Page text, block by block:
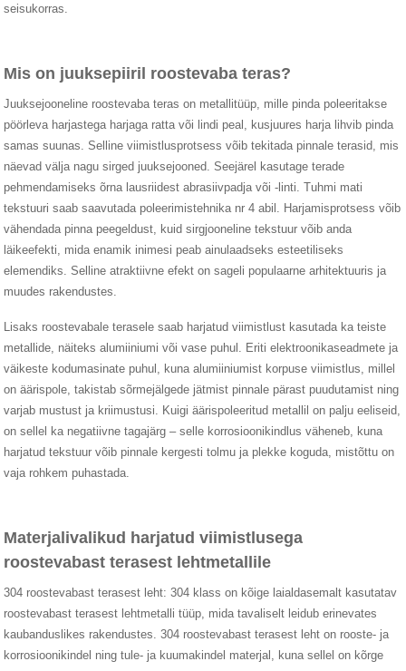
seisukorras.
Mis on juuksepiiril roostevaba teras?
Juuksejooneline roostevaba teras on metallitüüp, mille pinda poleeritakse
pöörleva harjastega harjaga ratta või lindi peal, kusjuures harja lihvib pinda
samas suunas. Selline viimistlusprotsess võib tekitada pinnale terasid, mis
näevad välja nagu sirged juuksejooned. Seejärel kasutage terade
pehmendamiseks õrna lausriidest abrasiivpadja või -linti. Tuhmi mati
tekstuuri saab saavutada poleerimistehnika nr 4 abil. Harjamisprotsess võib
vähendada pinna peegeldust, kuid sirgjooneline tekstuur võib anda
läikeefekti, mida enamik inimesi peab ainulaadseks esteetiliseks
elemendiks. Selline atraktiivne efekt on sageli populaarne arhitektuuris ja
muudes rakendustes.
Lisaks roostevabale terasele saab harjatud viimistlust kasutada ka teiste
metallide, näiteks alumiiniumi või vase puhul. Eriti elektroonikaseadmete ja
väikeste kodumasinate puhul, kuna alumiiniumist korpuse viimistlus, millel
on äärispole, takistab sõrmejälgede jätmist pinnale pärast puudutamist ning
varjab mustust ja kriimustusi. Kuigi äärispoleeritud metallil on palju eeliseid,
on sellel ka negatiivne tagajärg – selle korrosioonikindlus väheneb, kuna
harjatud tekstuur võib pinnale kergesti tolmu ja plekke koguda, mistõttu on
vaja rohkem puhastada.
Materjalivalikud harjatud viimistlusega
roostevabast terasest lehtmetallile
304 roostevabast terasest leht: 304 klass on kõige laialdasemalt kasutatav
roostevabast terasest lehtmetalli tüüp, mida tavaliselt leidub erinevates
kaubanduslikes rakendustes. 304 roostevabast terasest leht on rooste- ja
korrosioonikindel ning tule- ja kuumakindel materjal, kuna sellel on kõrge